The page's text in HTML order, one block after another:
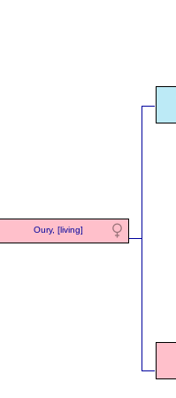
Oury, [living]